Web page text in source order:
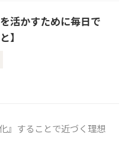
を活かすために毎日で
】
』することで近づく理想